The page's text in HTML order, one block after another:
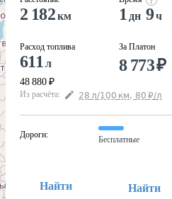
2 182км
Расход топлива
611 л
48 880 ₽
1 дн 9ч
За Платон
8 773₽
Из расчёта: 28 л/100 км, 80 ₽/л
Дороги:
Бесплатные
Найти Найти